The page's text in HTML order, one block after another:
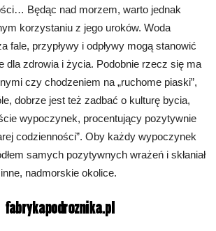
Będąc nad morzem, warto jednak
korzystaniu z jego uroków. Woda
fale, przypływy i odpływy mogą stanowić
dla zdrowia i życia. Podobnie rzecz się ma
czy chodzeniem na „ruchome piaski”,
dobrze jest też zadbać o kulturę bycia,
wypoczynek, procentujący pozytywnie
codzienności”. Oby każdy wypoczynek
samych pozytywnych wrażeń i skłaniał
nadmorskie okolice.